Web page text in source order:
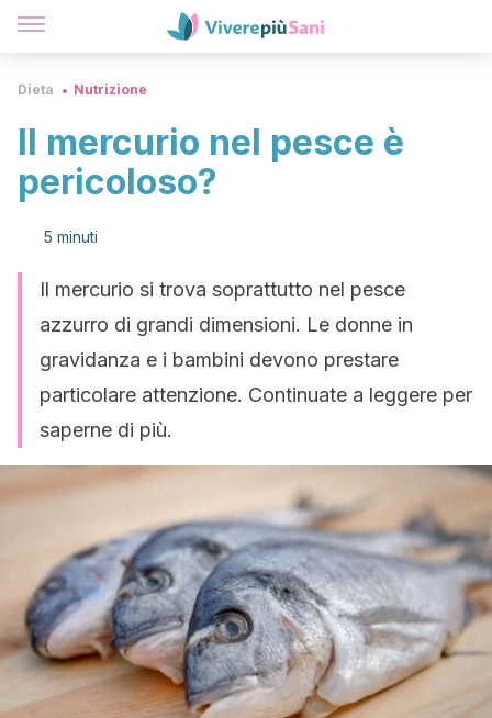
Dieta Nutrizione
Il mercurio nel pesce è
pericoloso?
5 minuti
Il mercurio si trova soprattutto nel pesce
azzurro di grandi dimensioni. Le donne in
gravidanza e i bambini devono prestare
particolare attenzione. Continuate a leggere per
saperne di più.